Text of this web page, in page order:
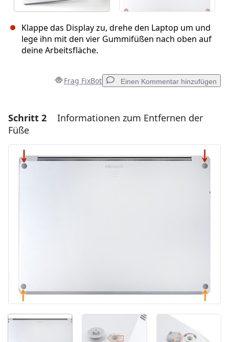
Klappe das Display zu, drehe den Laptop um und
lege ihn mit den vier Gummifüßen nach oben auf
deine Arbeitsfläche.
Frag FixBot Einen Kommentar hinzufügen
Einen Kommentar hinzufügen
Kommentar hinzufügen
Schritt 2
Informationen zum Entfernen der
Füße